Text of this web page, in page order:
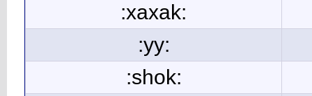
:xaxak:
:yy:
:shok: